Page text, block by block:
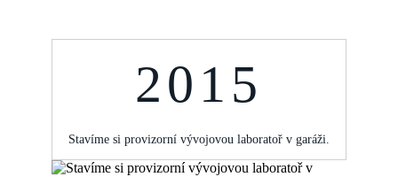
2015
Stavíme si provizorní vývojovou laboratoř v garáži.